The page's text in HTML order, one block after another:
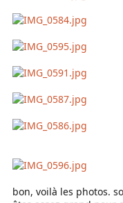
bon, voilà les photos.